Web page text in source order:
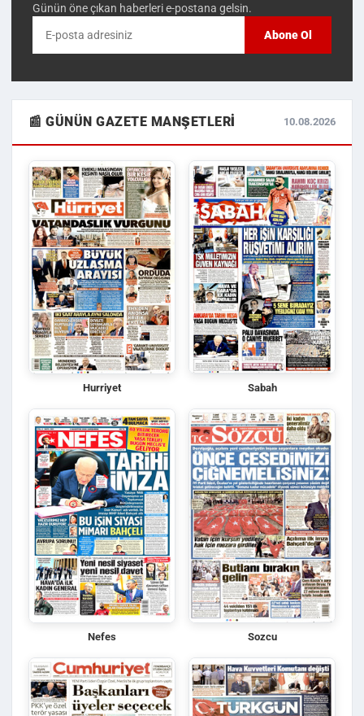
Günün öne çıkan haberleri e-postana gelsin.
Abone Ol
📰 GÜNÜN GAZETE MANŞETLERI 10.08.2026
Hurriyet Sabah
Nefes Sozcu